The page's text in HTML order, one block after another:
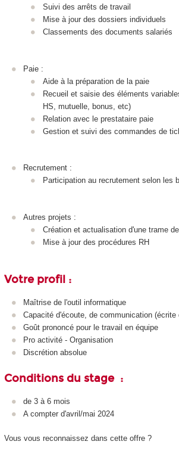
Suivi des arrêts de travail
Mise à jour des dossiers individuels
Classements des documents salariés
Paie :
Aide à la préparation de la paie
Recueil et saisie des éléments
HS, mutuelle, bonus, etc)
Relation avec le prestataire paie
Gestion et suivi des commandes de
Recrutement :
Participation au recrutement selon les
Autres projets :
Création et actualisation d'une trame
Mise à jour des procédures RH
Votre profil :
Maîtrise de l'outil informatique
Capacité d'écoute, de communication (écrite
Goût prononcé pour le travail en équipe
Pro activité - Organisation
Discrétion absolue
Conditions du stage :
de 3 à 6 mois
A compter d'avril/mai 2024
Vous vous reconnaissez dans cette offre ?